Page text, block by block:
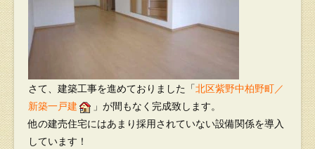
さて、建築工事を進めておりました「北区紫野中柏野町／
新築一戸建
」が間もなく完成致します。
他の建売住宅にはあまり採用されていない設備関係を導入
しています！